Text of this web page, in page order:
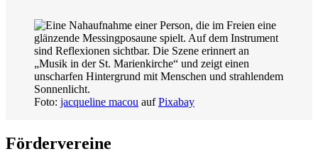
Foto: jacqueline macou aufPixabay
Fördervereine